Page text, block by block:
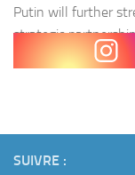
Putin will further
strategic
tweeted…
SUIVRE :